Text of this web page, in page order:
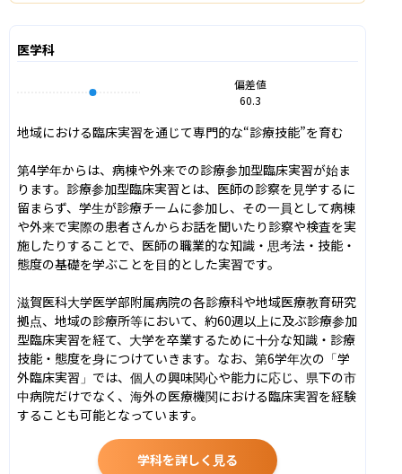
医学科
偏差値
60.3
地域における臨床実習を通じて専門的な“診療技能”を育む
第4学年からは、病棟や外来での診療参加型臨床実習が始ま
ります。診療参加型臨床実習とは、医師の診察を見学するに
留まらず、学生が診療チームに参加し、その一員として病棟
や外来で実際の患者さんからお話を聞いたり診察や検査を実
施したりすることで、医師の職業的な知識・思考法・技能・
態度の基礎を学ぶことを目的とした実習です。
滋賀医科大学医学部附属病院の各診療科や地域医療教育研究
拠点、地域の診療所等において、約60週以上に及ぶ診療参加
型臨床実習を経て、大学を卒業するために十分な知識・診療
技能・態度を身につけていきます。なお、第6学年次の「学
外臨床実習」では、個人の興味関心や能力に応じ、県下の市
中病院だけでなく、海外の医療機関における臨床実習を経験
することも可能となっています。
学科を詳しく見る